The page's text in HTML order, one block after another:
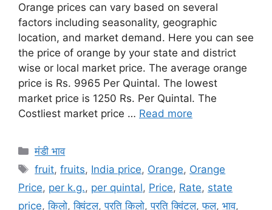
Orange prices can vary based on several
factors including seasonality, geographic
location, and market demand. Here you can see
the price of orange by your state and district
wise or local market price. The average orange
price is Rs. 9965 Per Quintal. The lowest
market price is 1250 Rs. Per Quintal. The
Costliest market price … Read more
Categories
मंडी भाव
Tags
fruit,fruits, India price, Orange, Orange
Price, per k.g., per quintal, Price, Rate, state
price,किलो,क्विंटल,प्रति किलो,प्रति क्विंटल,फल, भाव,